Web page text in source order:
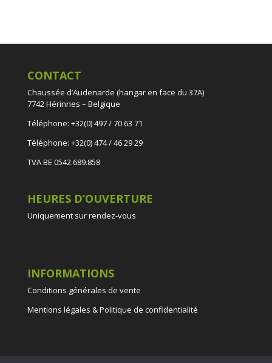
CONTACT
Chaussée d’Audenarde (hangar en face du 37A)
7742 Hérinnes – Belgique
Téléphone: +32(0) 497 / 70 63 71
Téléphone: +32(0) 474 / 46 29 29
TVA BE 0542.689.858
HEURES D’OUVERTURE
Uniquement sur rendez-vous
INFORMATIONS
Conditions générales de vente
Mentions légales & Politique de confidentialité